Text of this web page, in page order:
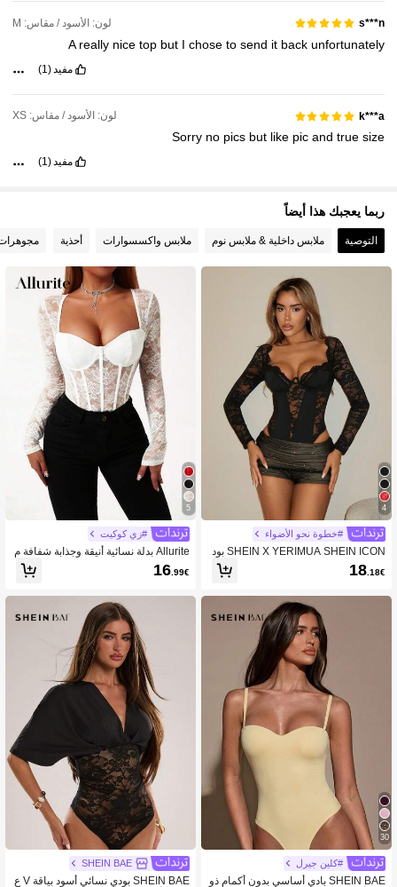
s***n لون: الأسود / مقاس: M
A really nice top but I chose to send it back unfortunately
مفيد(1)
k***a لون: الأسود / مقاس: XS
Sorry no pics but like pic and true size
مفيد(1)
ربما يعجبك هذا أيضاً
التوصية ملابس داخلية & ملابس نوم ملابس واكسسوارات أحذية
4
#خطوة نحو الأضواء
SHEIN X YERIMUA SHEIN ICON بود
ي سويت من الدانتيل والرقعة بتصميم Y2
K، ضيق الملائمة بأكمام طويلة وظهر مك
18.18€
30
#كلين جيرل
SHEIN BAE بادي أساسي بدون أكمام ذو
5
#زي كوكيت
Allurite بدلة نسائية أنيقة وجذابة شفافة م
ن الدانتيل
16.99€
SHEIN BAE
SHEIN BAE بودي نسائي أسود بياقة V ع